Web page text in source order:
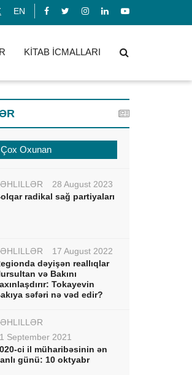
EN
KİTAB İCMALLARI
Oxunan
28 August 2023
radikal sağ partiyaları
17 August 2022
dəyişən reallıqlar
və Bakını
Tokayevin
səfəri nə vəd edir?
September 2021
ci il müharibəsinin ən
günü: 10 oktyabr